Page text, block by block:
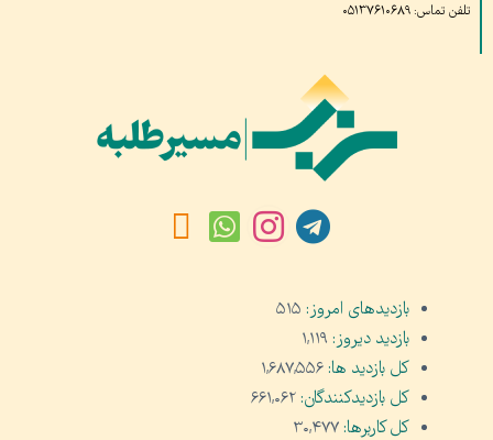
تلفن تماس: ۰۵۱۳۷۶۱۰۶۸۹
بازدیدهای امروز: ۵۱۵
بازدید دیروز: ۱,۱۱۹
کل بازدید ها: ۱,۶۸۷,۵۵۶
کل بازدیدکنند‌گان: ۶۶۱,۰۶۲
کل کاربرها: ۳۰,۴۷۷